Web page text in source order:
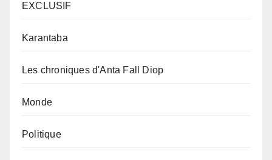
EXCLUSIF
Karantaba
Les chroniques d'Anta Fall Diop
Monde
Politique